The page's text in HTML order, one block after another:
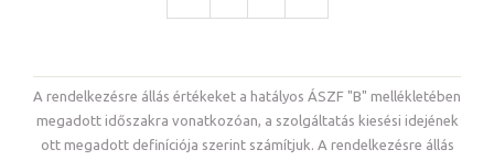
A rendelkezésre állás értékeket a hatályos ÁSZF "B" mellékletében
megadott időszakra vonatkozóan, a szolgáltatás kiesési idejének
ott megadott definíciója szerint számítjuk. A rendelkezésre állás